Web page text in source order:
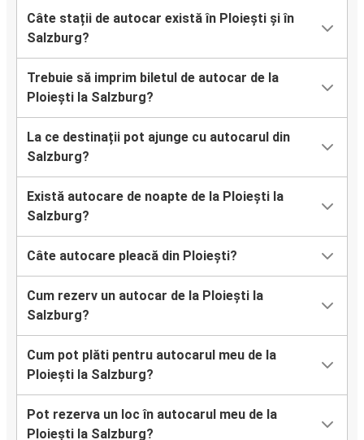
Câte stații de autocar există în Ploiești și în
Salzburg?
Trebuie să imprim biletul de autocar de la
Ploiești la Salzburg?
La ce destinații pot ajunge cu autocarul din
Salzburg?
Există autocare de noapte de la Ploiești la
Salzburg?
Câte autocare pleacă din Ploiești?
Cum rezerv un autocar de la Ploiești la
Salzburg?
Cum pot plăti pentru autocarul meu de la
Ploiești la Salzburg?
Pot rezerva un loc în autocarul meu de la
Ploiești la Salzburg?